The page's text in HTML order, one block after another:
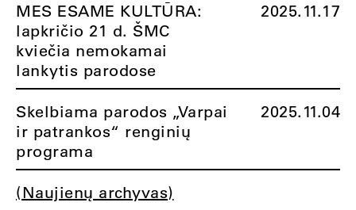
MES ESAME KULTŪRA:
lapkričio 21 d. ŠMC
kviečia nemokamai
lankytis parodose
2025.11.17
Skelbiama parodos „Varpai
ir patrankos“ renginių
programa
2025.11.04
(Naujienų archyvas)